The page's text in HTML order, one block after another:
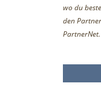
wo du
den